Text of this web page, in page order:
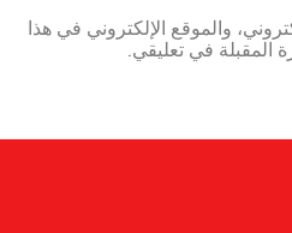
والموقع الإلكتروني في هذا
المقبلة في تعليقي.